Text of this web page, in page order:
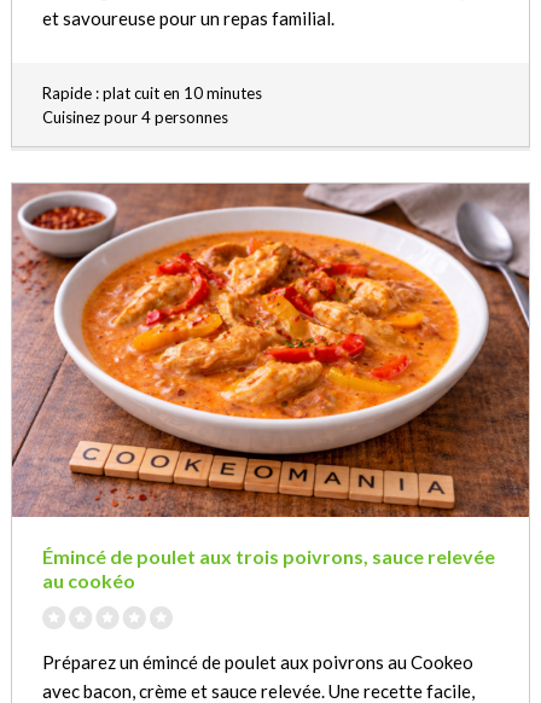
et savoureuse pour un repas familial.
Rapide : plat cuit en 10 minutes
Cuisinez pour 4 personnes
Émincé de poulet aux trois poivrons, sauce relevée
au cookéo
Préparez un émincé de poulet aux poivrons au Cookeo
avec bacon, crème et sauce relevée. Une recette facile,